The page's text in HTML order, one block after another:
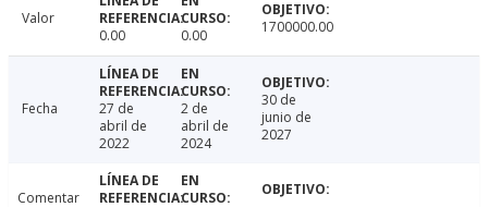
Valor
0.00
0.00 1700000.00
Fecha
27 de
abril de
2022
2 de
abril de
2024
30 de
junio de
2027
Comentar